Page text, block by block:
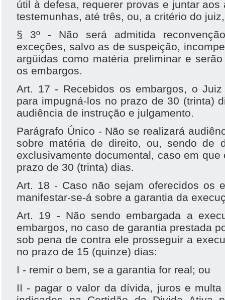
útil à defesa, requerer provas e juntar
testemunhas, até três, ou, a critério do
§ 3º - Não será admitida
exceções, salvo as de suspeição,
argüidas como matéria preliminar e
os embargos.
Art. 17 - Recebidos os embargos, o
para impugná-los no prazo de 30 (trinta)
audiência de instrução e julgamento.
Parágrafo Único - Não se realizará
sobre matéria de direito, ou, sendo de
exclusivamente documental, caso em
prazo de 30 (trinta) dias.
Art. 18 - Caso não sejam oferecidos os
manifestar-se-á sobre a garantia da
Art. 19 - Não sendo embargada a
embargos, no caso de garantia prestada
sob pena de contra ele prosseguir a
no prazo de 15 (quinze) dias:
I - remir o bem, se a garantia for real; ou
II - pagar o valor da dívida, juros e